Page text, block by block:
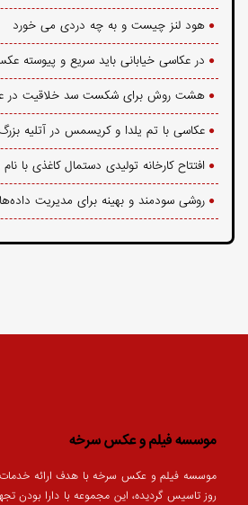
هود لنز چیست و به چه دردی می خورد
در عکاسی خیابانی باید سریع و پیوسته
هشت روش برای شکست سد خلاقیت در
عکاسی با تم یلدا و کریسمس در آتلیه
افتتاح کارخانه تولیدی دستمال کاغذی با
روشی سودمند و بهینه برای مدیریت
موسسه فیلم و عکس سرخه
موسسه فیلم و عکس سرخه با هدف ارائه
روز تاسیس گردیده، این مجموعه با دارا بودن